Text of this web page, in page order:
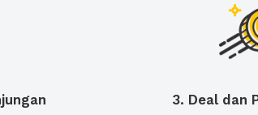
3. Deal dan